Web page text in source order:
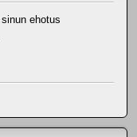
ehotus